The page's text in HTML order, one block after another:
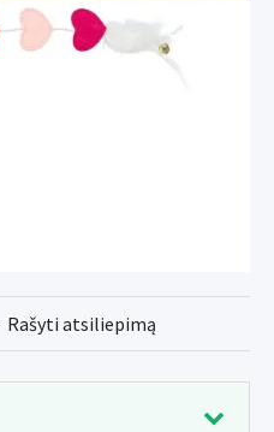
Rašyti atsiliepimą